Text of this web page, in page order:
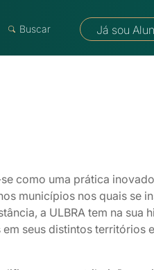
Buscar Já sou
como uma prática
municípios nos quais se
a ULBRA tem na
seus distintos territórios